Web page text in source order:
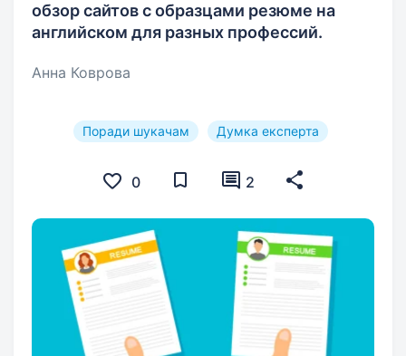
обзор сайтов с образцами резюме на
английском для разных профессий.
Анна Коврова
Поради шукачам Думка експерта
0 2